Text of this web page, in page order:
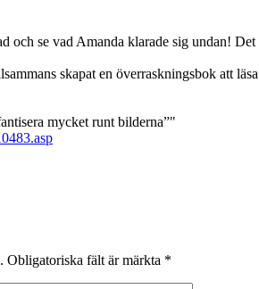
se vad Amanda klarade sig undan!
skapat en överraskningsbok att
mycket runt bilderna”"
Obligatoriska fält är märkta *